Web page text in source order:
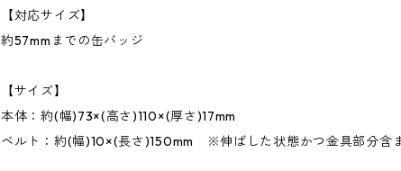
【対応サイズ】
約57mmまでの缶バッジ
【サイズ】
本体：約(幅)73×(高さ)110×(厚さ)17mm
ベルト：約(幅)10×(長さ)150mm ※伸ばした状態かつ金具部分含